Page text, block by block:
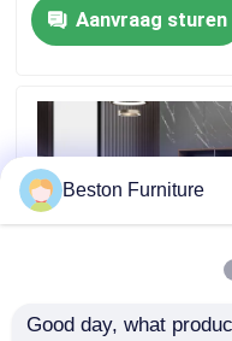
Neem contact met
Nieuws
Gevallen
Bureau Werkstation
Aanvraag sturen
2 meter 50 mm
Beston Furniture
Good day, what